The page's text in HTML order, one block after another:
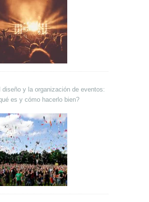
diseño y la organización de eventos:
es y cómo hacerlo bien?